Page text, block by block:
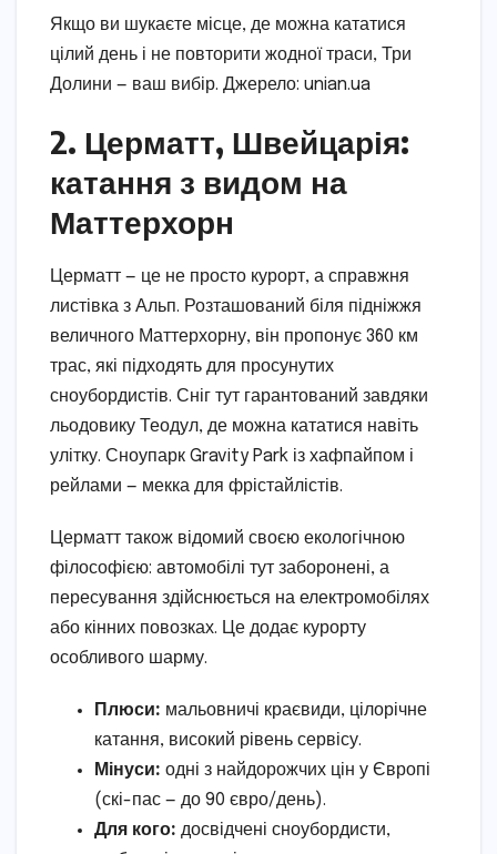
Якщо ви шукаєте місце, де можна кататися
цілий день і не повторити жодної траси, Три
Долини — ваш вибір. Джерело: unian.ua
2. Церматт, Швейцарія:
катання з видом на
Маттерхорн
Церматт — це не просто курорт, а справжня
листівка з Альп. Розташований біля підніжжя
величного Маттерхорну, він пропонує 360 км
трас, які підходять для просунутих
сноубордистів. Сніг тут гарантований завдяки
льодовику Теодул, де можна кататися навіть
улітку. Сноупарк Gravity Park із хафпайпом і
рейлами — мекка для фрістайлістів.
Церматт також відомий своєю екологічною
філософією: автомобілі тут заборонені, а
пересування здійснюється на електромобілях
або кінних повозках. Це додає курорту
особливого шарму.
Плюси: мальовничі краєвиди, цілорічне
катання, високий рівень сервісу.
Мінуси: одні з найдорожчих цін у Європі
(скі-пас — до 90 євро/день).
Для кого: досвідчені сноубордисти,